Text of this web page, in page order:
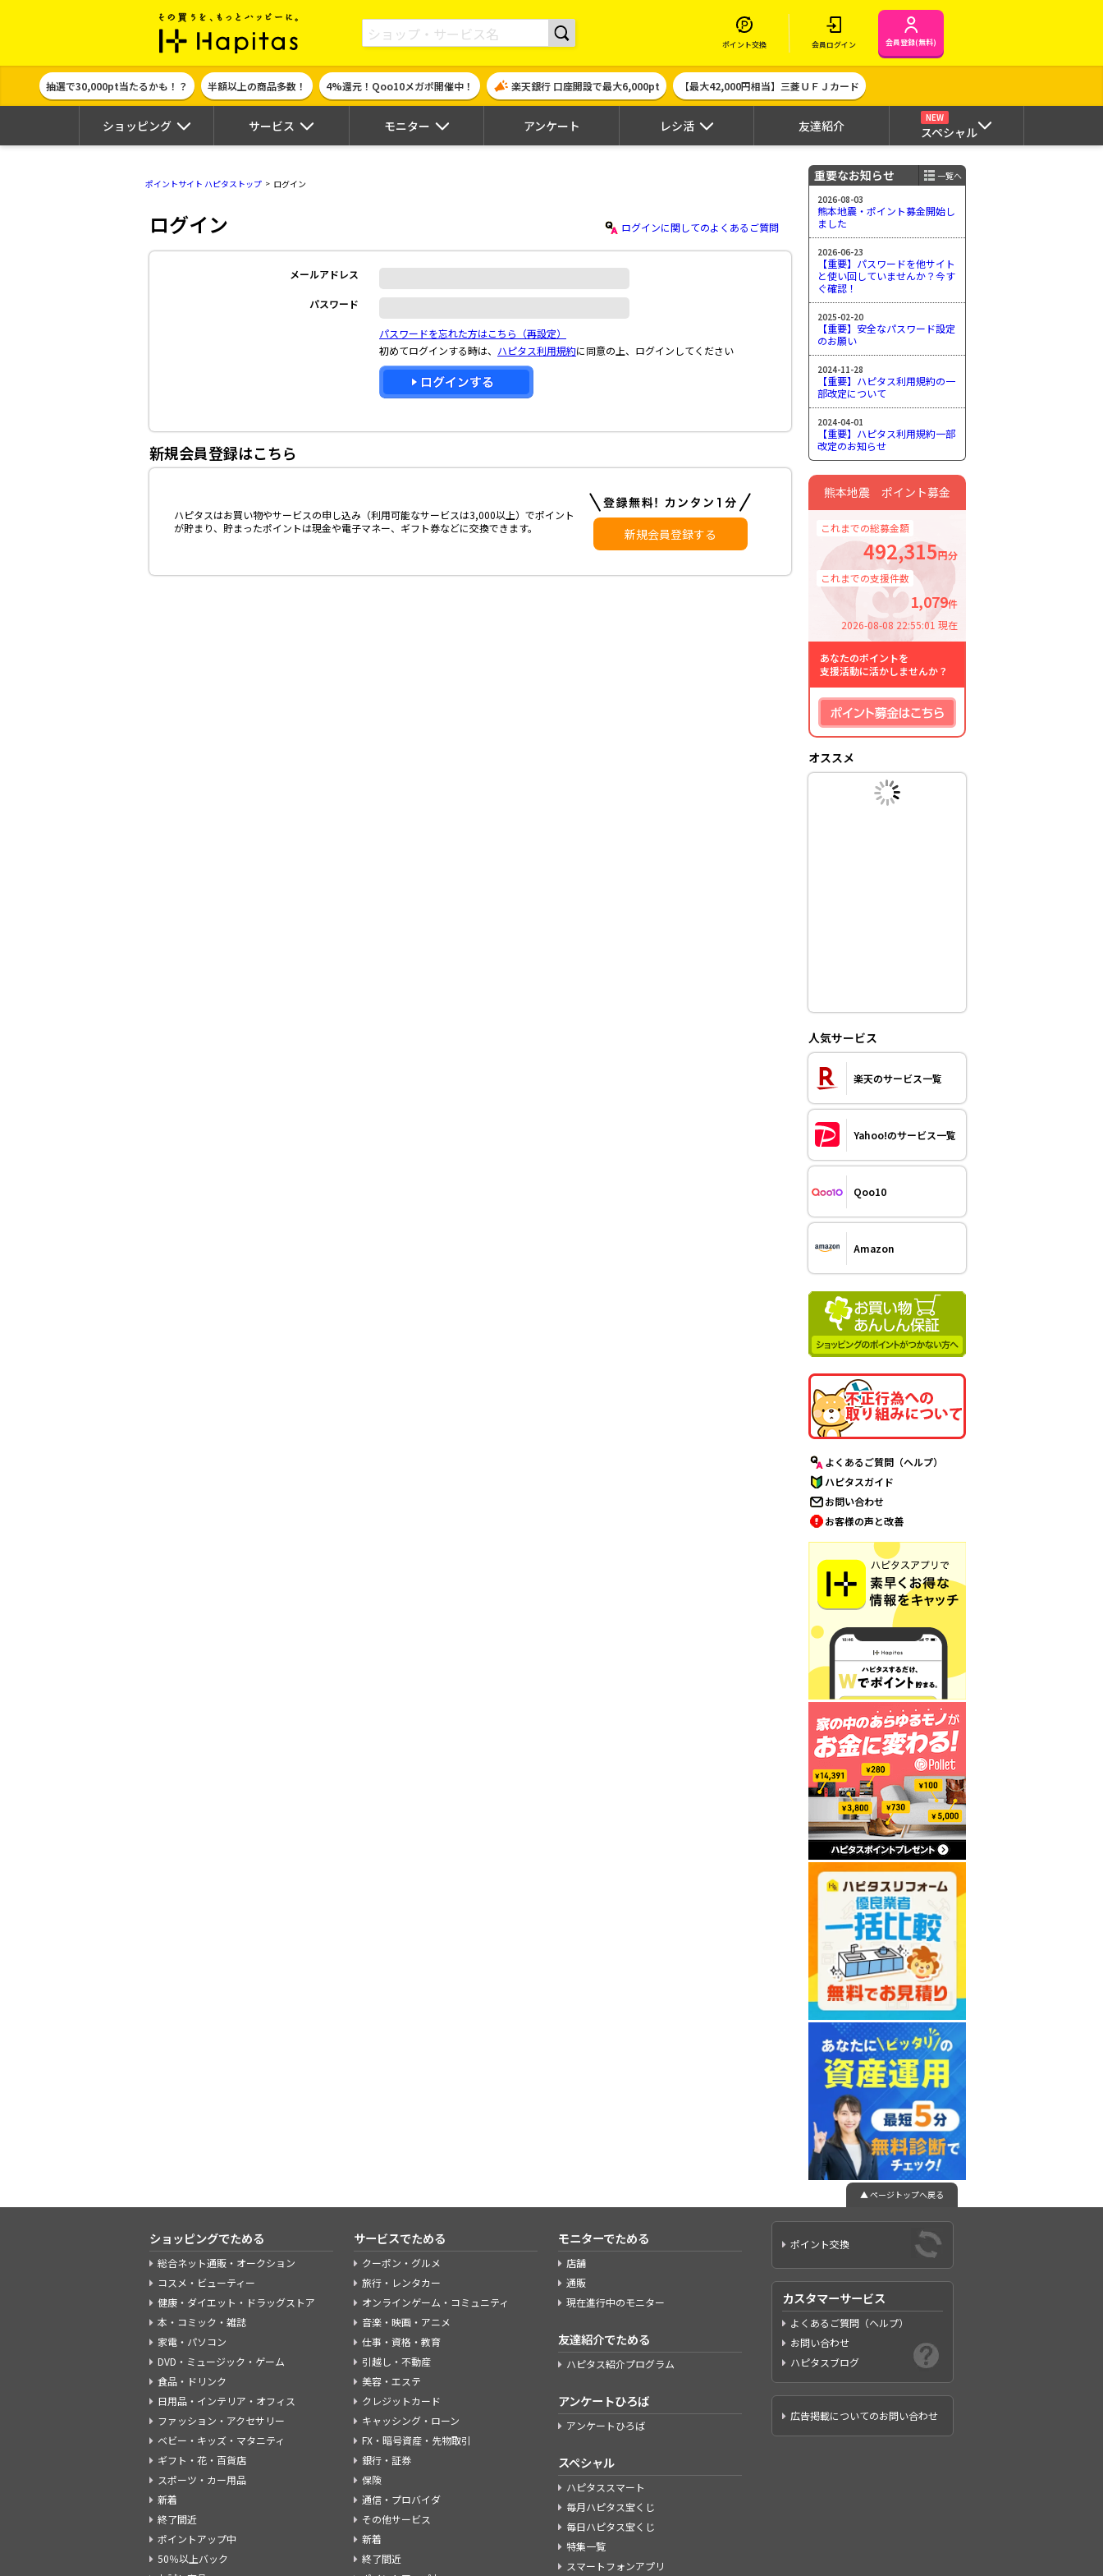
ポイント貯めて現金やギフト券に交換できるポイントサイト | ハピタス
ポイント交換 会員ログイン 会員登録(無料)
抽選で30,000pt当たるかも！？ 半額以上の商品多数！ 4%還元！Qoo10メガポ開催中！ 楽天銀行 口座開設で最大6,000pt 【最大42,000円相当】三菱ＵＦＪカード
ショッピング サービス モニター アンケート レシ活 友達紹介
NEW
スペシャル
ポイントサイト ハピタストップ ログイン
ログイン ログインに関してのよくあるご質問
メールアドレス
パスワード
パスワードを忘れた方はこちら（再設定）
初めてログインする時は、 ハピタス利用規約に同意の上、ログインしてください
新規会員登録はこちら
ハピタスはお買い物やサービスの申し込み（利用可能なサービスは3,000以上）でポイント
が貯まり、貯まったポイントは現金や電子マネー、ギフト券などに交換できます。
新規会員登録する
重要なお知らせ
一覧へ
2026-08-03
熊本地震・ポイント募金開始し
ました
2026-06-23
【重要】パスワードを他サイト
と使い回していませんか？今す
ぐ確認！
2025-02-20
【重要】安全なパスワード設定
のお願い
2024-11-28
【重要】ハピタス利用規約の一
部改定について
2024-04-01
【重要】ハピタス利用規約一部
改定のお知らせ
熊本地震 ポイント募金
これまでの総募金額
492,315円分
これまでの支援件数
1,079件
2026-08-08 22:55:01 現在
あなたのポイントを
支援活動に活かしませんか？
オススメ
人気サービス
楽天のサービス一覧
Yahoo!のサービス一覧
Qoo10
Amazon
よくあるご質問（ヘルプ）
ハピタスガイド
お問い合わせ
お客様の声と改善
▲ ページトップへ戻る
ショッピングでためる
総合ネット通販・オークション
コスメ・ビューティー
健康・ダイエット・ドラッグストア
本・コミック・雑誌
家電・パソコン
DVD・ミュージック・ゲーム
食品・ドリンク
日用品・インテリア・オフィス
ファッション・アクセサリー
ベビー・キッズ・マタニティ
ギフト・花・百貨店
スポーツ・カー用品
新着
終了間近
ポイントアップ中
50％以上バック
サービスでためる
クーポン・グルメ
旅行・レンタカー
オンラインゲーム・コミュニティ
音楽・映画・アニメ
仕事・資格・教育
引越し・不動産
美容・エステ
クレジットカード
キャッシング・ローン
FX・暗号資産・先物取引
銀行・証券
保険
通信・プロバイダ
その他サービス
新着
終了間近
モニターでためる
店舗
通販
現在進行中のモニター
友達紹介でためる
ハピタス紹介プログラム
アンケートひろば
アンケートひろば
スペシャル
ハピタススマート
毎月ハピタス宝くじ
毎日ハピタス宝くじ
特集一覧
スマートフォンアプリ
ポイント交換
カスタマーサービス
よくあるご質問（ヘルプ）
お問い合わせ
ハピタスブログ
広告掲載についてのお問い合わせ